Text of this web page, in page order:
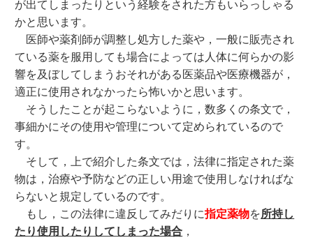
が出てしまったりという経験をされた方もいらっしゃる
かと思います。
医師や薬剤師が調整し処方した薬や，一般に販売され
ている薬を服用しても場合によっては人体に何らかの影
響を及ぼしてしまうおそれがある医薬品や医療機器が，
適正に使用されなかったら怖いかと思います。
そうしたことが起こらないように，数多くの条文で，
事細かにその使用や管理について定められているので
す。
そして，上で紹介した条文では，法律に指定された薬
物は，治療や予防などの正しい用途で使用しなければな
らないと規定しているのです。
もし，この法律に違反してみだりに指定薬物を所持し
たり使用したりしてしまった場合 ，